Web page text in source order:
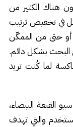
هناك الكثير من
في تخفيض ترتيب
أو حتى من الممكّن
البحث بشكل دائم.
لما كُنت تريد
القبعة البيضاء،
والتي تهدف